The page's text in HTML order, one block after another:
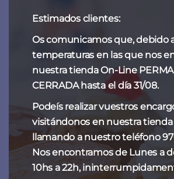
Naranjas de Fantoba
15,00€ - 60,00 €
Estimados clientes:
Os comunicamos que, debido
temperaturas en las que nos
nuestra tienda On-Line
CERRADA hasta el día 31/08.
Podeís realizar vuestros
visitándonos en nuestra tienda
llamando a nuestro teléfono
Nos encontramos de Lunes a
10hs a 22h,